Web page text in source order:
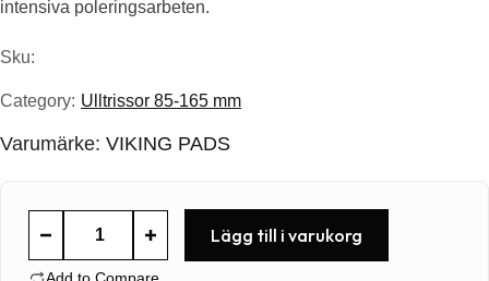
intensiva poleringsarbeten.
Sku:
Category: Ulltrissor 85-165 mm
Varumärke: VIKING PADS
Lägg till i varukorg